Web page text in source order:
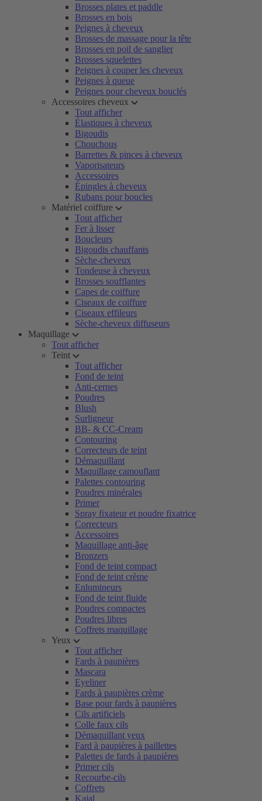
Brosses plates et paddle
Brosses en bois
Peignes à cheveux
Brosses de massage pour la tête
Brosses en poil de sanglier
Brosses squelettes
Peignes à couper les cheveux
Peignes à queue
Peignes pour cheveux bouclés
Accessoires cheveux
Tout afficher
Élastiques à cheveux
Bigoudis
Chouchous
Barrettes & pinces à cheveux
Vaporisateurs
Accessoires
Épingles à cheveux
Rubans pour boucles
Matériel coiffure
Tout afficher
Fer à lisser
Boucleurs
Bigoudis chauffants
Sèche-cheveux
Tondeuse à cheveux
Brosses soufflantes
Capes de coiffure
Ciseaux de coiffure
Ciseaux effileurs
Sèche-cheveux diffuseurs
Maquillage
Tout afficher
Teint
Tout afficher
Fond de teint
Anti-cernes
Poudres
Blush
Surligneur
BB- & CC-Cream
Contouring
Correcteurs de teint
Démaquillant
Maquillage camouflant
Palettes contouring
Poudres minérales
Primer
Spray fixateur et poudre fixatrice
Correcteurs
Accessoires
Maquillage anti-âge
Bronzers
Fond de teint compact
Fond de teint crème
Enlumineurs
Fond de teint fluide
Poudres compactes
Poudres libres
Coffrets maquillage
Yeux
Tout afficher
Fards à paupières
Mascara
Eyeliner
Fards à paupières crème
Base pour fards à paupières
Cils artificiels
Colle faux cils
Démaquillant yeux
Fard à paupières à paillettes
Palettes de fards à paupières
Primer cils
Recourbe-cils
Coffrets
Kajal